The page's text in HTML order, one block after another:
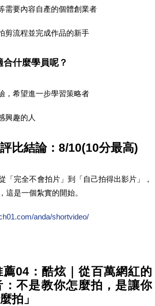
需要內容自產的個體創業者
剪流程並完成作品的新手
合什麼學員呢？
，希望進一步學習策略者
興趣的人
比結論：8/10(10分最高)
「完全不會拍片」到「自己拍得出影片」，
這是一個紮實的開始。
anda/shortvideo/
04：酷炫｜從百萬網紅的
不是教你怎麼拍，是讓你
拍」